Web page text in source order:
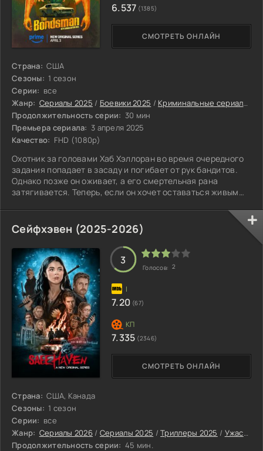
Страна: США
Сезоны: 1 сезон
Серии: все
Жанр: Сериалы 2025 / Боевики 2025 / Криминальные сериалы 2025
Продолжительность серии: 30 мин
Премьера сериала: 3 апреля 2025
Качество: FHD (1080p)
Охотник за головами Хаб Хэллоран во время очередного
задания попадает в засаду и погибает от рук бандитов.
Однако позже он оживает, а его смертельная рана
затягивается. Теперь, если он хочет оставаться живым
самого дьявола и продолжать заниматься своим
ремеслом. Правда, ловить придётся демонов, которые
сбежали из адской тюрьмы.
СМОТРЕТЬ ОНЛАЙН
6.537 (1385)
Сейфхэвен (2025-2026)
Страна: США, Канада
Сезоны: 1 сезон
Серии: все
Жанр: Сериалы 2026 / Сериалы 2025 /Триллеры 2025 / Ужасы 2025
Продолжительность серии: 45 мин.
СМОТРЕТЬ ОНЛАЙН
3
Голосов: 2
7.20 (67)
7.335 (2346)